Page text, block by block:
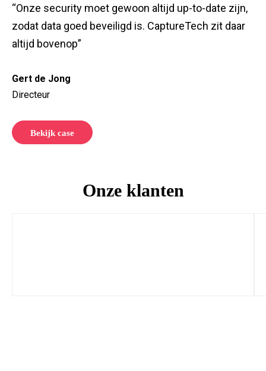
“Onze security moet gewoon altijd up-to-date zijn,
zodat data goed beveiligd is. CaptureTech zit daar
altijd bovenop”
Gert de Jong
Directeur
Bekijk case
Onze klanten